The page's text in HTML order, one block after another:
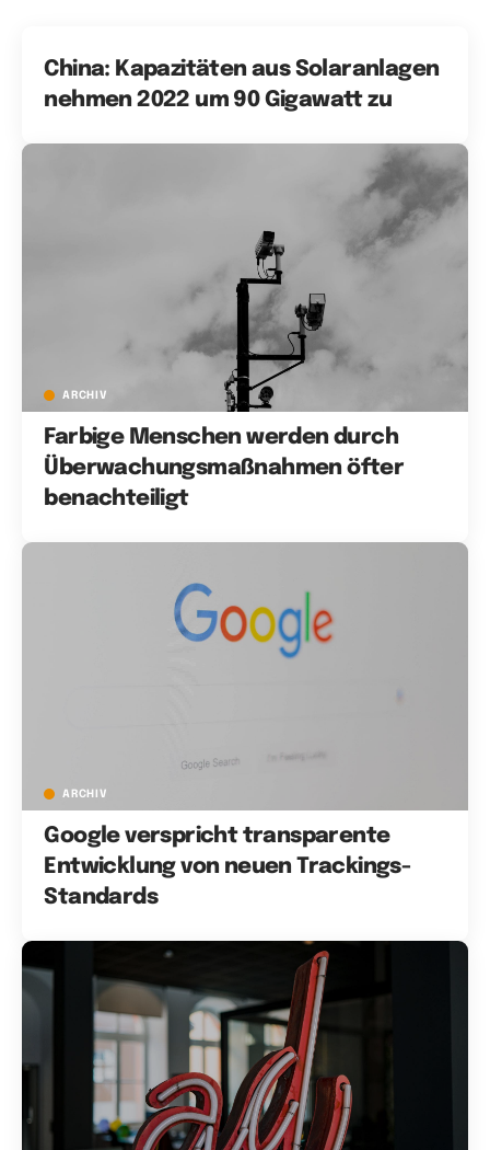
China: Kapazitäten aus Solaranlagen
nehmen 2022 um 90 Gigawatt zu
ARCHIV
Farbige Menschen werden durch
Überwachungsmaßnahmen öfter
benachteiligt
ARCHIV
Google verspricht transparente
Entwicklung von neuen Trackings-
Standards